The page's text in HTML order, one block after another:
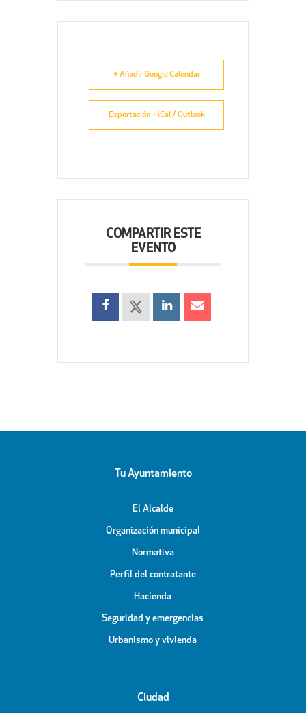
+ Añadir Google Calendar
Exportación + iCal / Outlook
COMPARTIR ESTE
EVENTO
Tu Ayuntamiento
El Alcalde
Organización municipal
Normativa
Perfil del contratante
Hacienda
Seguridad y emergencias
Urbanismo y vivienda
Ciudad